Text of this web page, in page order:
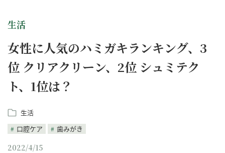
生活
女性に人気のハミガキランキング、3
位 クリアクリーン、2位 シュミテク
ト、1位は？
生活
口腔ケア
歯みがき
2022/4/15